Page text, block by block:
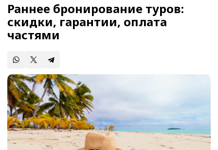
Раннее бронирование туров:
скидки, гарантии, оплата
частями